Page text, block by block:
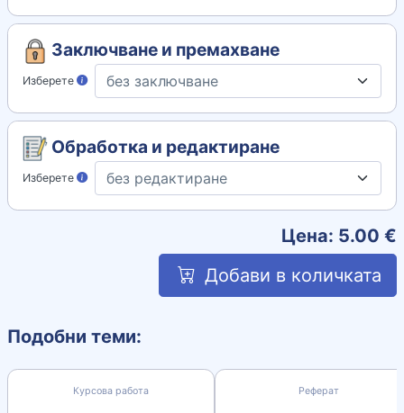
Заключване и премахване
Изберете
Обработка и редактиране
Изберете
Цена: 5.00 €
Добави в количката
Подобни теми:
Курсова работа Реферат